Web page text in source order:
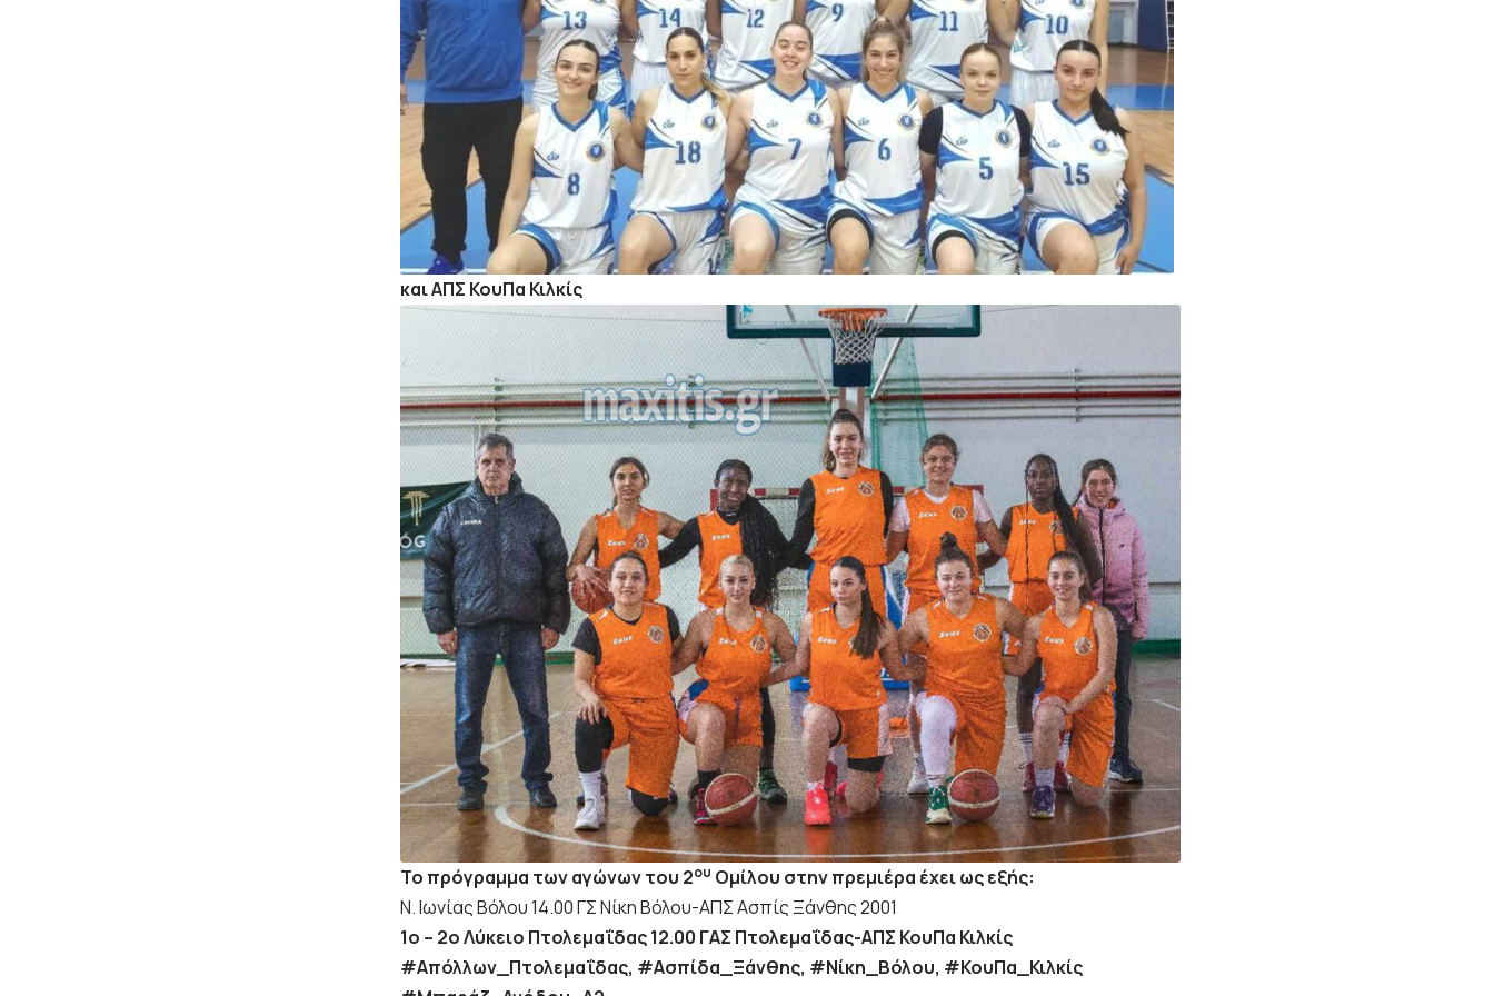
και ΑΠΣ ΚουΠα Κιλκίς
Το πρόγραμμα των αγώνων του 2ου Ομίλου στην πρεμιέρα έχει ως εξής:
Ν. Ιωνίας Βόλου 14.00 ΓΣ Νίκη Βόλου-ΑΠΣ Ασπίς Ξάνθης 2001
1ο – 2ο Λύκειο Πτολεμαΐδας 12.00 ΓΑΣ Πτολεμαΐδας-ΑΠΣ ΚουΠα Κιλκίς
#Απόλλων_Πτολεμαΐδας, #Ασπίδα_Ξάνθης, #Νίκη_Βόλου, #ΚουΠα_Κιλκίς